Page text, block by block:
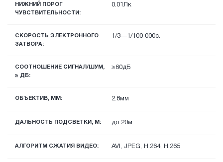
НИЖНИЙ ПОРОГ
ЧУВСТВИТЕЛЬНОСТИ:
0.01Лк
СКОРОСТЬ ЭЛЕКТРОННОГО
ЗАТВОРА:
1/3—1/100 000с.
СООТНОШЕНИЕ СИГНАЛ/ШУМ,
≥ ДБ:
≥60дБ
ОБЪЕКТИВ, ММ: 2.8мм
ДАЛЬНОСТЬ ПОДСВЕТКИ, М: до 20м
АЛГОРИТМ СЖАТИЯ ВИДЕО: AVI, JPEG, H.264, H.265